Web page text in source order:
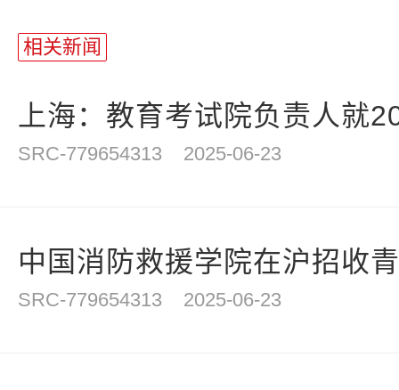
相关新闻
上海：教育考试院负责人就
SRC-779654313 2025-06-23
中国消防救援学院在沪招收
SRC-779654313 2025-06-23